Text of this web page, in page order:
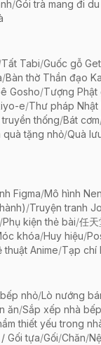
/Gói trà mang đi
Tất Tabi/Guốc gỗ
/Bàn thờ Thần đạo
Gosho/Tượng Phật
e/Thư pháp Nhật
thống/Bát cơm
quà tặng nhỏ/Quà
Figma/Mô hình
/Truyện tranh
/Phụ kiện thẻ bài/任天
khóa/Huy hiệu/
thuật Anime/Tạp chí
nhỏ/Lò nướng
ăn/Sắp xếp nhà bếp
thiết yếu trong
Gối tựa/Gối/Chăn/